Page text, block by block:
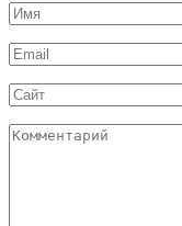
Имя
*
Email
*
Сайт
Комментарий